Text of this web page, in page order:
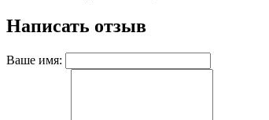
Написать отзыв
Ваше имя: